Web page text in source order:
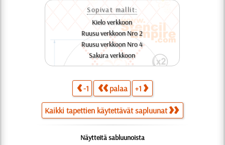
Sopivat mallit:
Кielo verkkoon
Ruusu verkkoon Nro 2
Ruusu verkkoon Nro 4
Sakura verkkoon
-1 palaa +1
Kaikki tapettien käytettävät sapluunat
Näytteitä sabluunoista